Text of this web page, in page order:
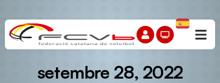
setembre 28, 2022